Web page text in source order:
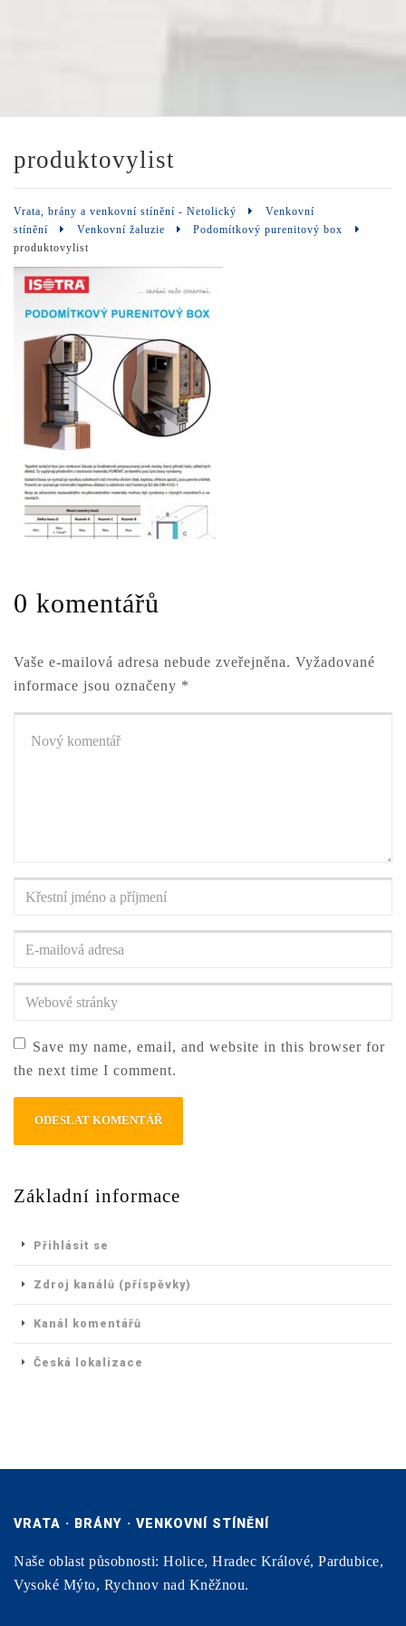
produktovylist
Vrata, brány a venkovní stínění - Netolický
Venkovní
stínění
Venkovní žaluzie
Podomítkový purenitový box
produktovylist
0 komentářů
Vaše e-mailová adresa nebude zveřejněna. Vyžadované
informace jsou označeny *
komentář*
Křestní
a
příjmení*
adresa*
Save my name, email, and website in this browser for
the next time I comment.
Základní informace
Přihlásit se
Zdroj kanálů (příspěvky)
Kanál komentářů
Česká lokalizace
VRATA · BRÁNY · VENKOVNÍ STÍNĚNÍ
Naše oblast působnosti: Holice, Hradec Králové, Pardubice,
Vysoké Mýto, Rychnov nad Kněžnou.